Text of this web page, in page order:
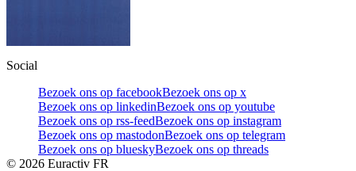
Social
Bezoek ons op facebookBezoek ons op x
Bezoek ons op linkedinBezoek ons op youtube
Bezoek ons op rss-feedBezoek ons op instagram
Bezoek ons op mastodonBezoek ons op telegram
Bezoek ons op blueskyBezoek ons op threads
© 2026 Euractiv FR